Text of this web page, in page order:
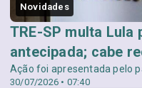
Novidades
30/07/2026 • 07:40
TRE-SP multa
antecipada; cabe
Ação foi apresentada pelo